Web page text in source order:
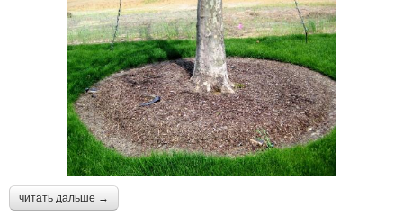
читать дальше →